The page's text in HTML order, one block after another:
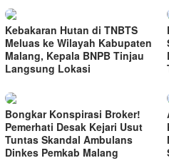
Kebakaran Hutan di TNBTS
Meluas ke Wilayah Kabupaten
Malang, Kepala BNPB Tinjau
Langsung Lokasi
Bongkar Konspirasi Broker!
Pemerhati Desak Kejari Usut
Tuntas Skandal Ambulans
Dinkes Pemkab Malang